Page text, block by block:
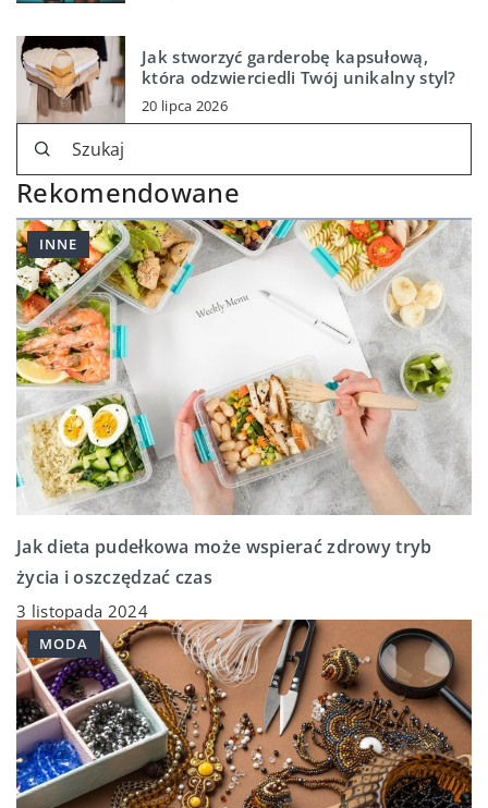
Jak stworzyć garderobę kapsułową,
która odzwierciedli Twój unikalny styl?
20 lipca 2026
Rekomendowane
INNE
Jak dieta pudełkowa może wspierać zdrowy tryb
życia i oszczędzać czas
3 listopada 2024
MODA